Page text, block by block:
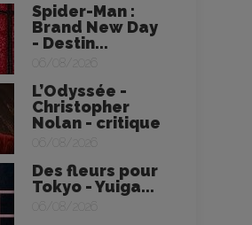
Spider-Man :
Brand New Day
- Destin...
06/08/2026
L’Odyssée -
Christopher
Nolan - critique
06/08/2026
Des fleurs pour
Tokyo - Yuiga...
06/08/2026